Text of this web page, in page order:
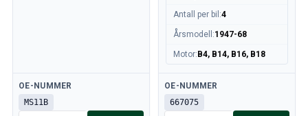
Tilgjengelig
OE-NUMMER
MS11B
Antall per bil :4
Årsmodell :1947-68
Motor: B4, B14, B16, B18
Tilgjengelig
OE-NUMMER
667075